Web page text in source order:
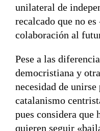
unilateral de
recalcado que no
colaboración al
Pese a las
democristiana y
necesidad de
catalanismo
pues considera que
quieren seguir